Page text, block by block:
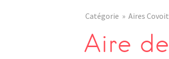
Catégorie Aires
Aire